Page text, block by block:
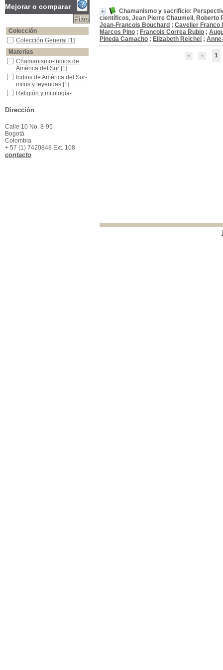
Chamanismo y sacrificio:
científicos, Jean Pierre Chaumeil, Roberto
Jean-Francois Bouchard ; Cavelier Franco
Marcos Pino ; Francois Correa Rubio ;
Pineda Camacho ; Elizabeth Reichel ;
1
Mejorar o comparar
Colección
Colección General
Colección General [1]
Materias
Chamanismo-indios de América del Sur
Chamanismo-indios de
América del Sur [1]
Indios de América del Sur-mitos y leyendas
Indios de América del Sur-
mitos y leyendas [1]
Religión y mitología-indios de América del Sur
Religión y mitología-
[1]
Dirección
Calle 10 No. 8-95
Bogotá
Colombia
+ 57 (1) 7420848 Ext. 108
contacto